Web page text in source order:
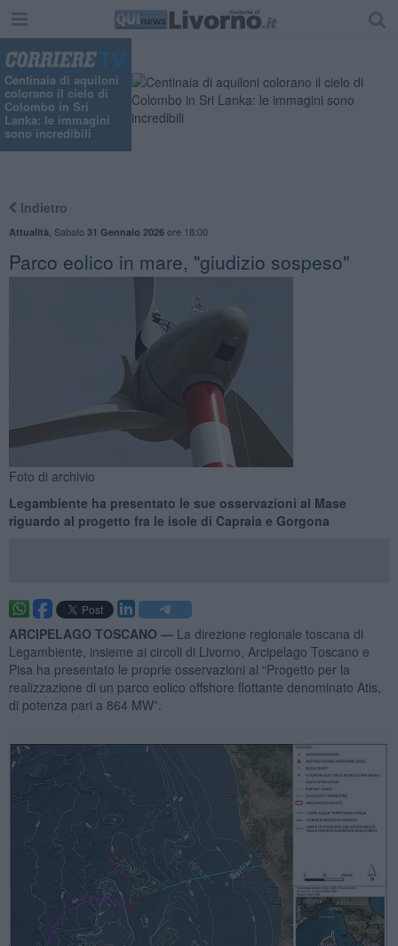
Centinaia di aquiloni
colorano il cielo di
Colombo in Sri
Lanka: le immagini
sono incredibili
Indietro
Attualità Sabato 31 Gennaio 2026ore 18:00
Parco eolico in mare, "giudizio sospeso"
Foto di archivio
Legambiente ha presentato le sue osservazioni al Mase
riguardo al progetto fra le isole di Capraia e Gorgona
ARCIPELAGO TOSCANO — La direzione regionale toscana di
Legambiente, insieme ai circoli di Livorno, Arcipelago Toscano e
Pisa ha presentato le proprie osservazioni al “Progetto per la
realizzazione di un parco eolico offshore flottante denominato Atis,
di potenza pari a 864 MW”.